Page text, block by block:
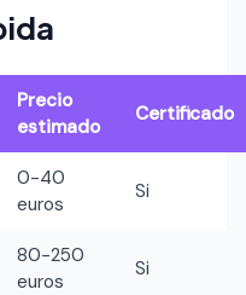
Precio
estimado
Certificado
0-40
euros
Si
80-250
euros
Si